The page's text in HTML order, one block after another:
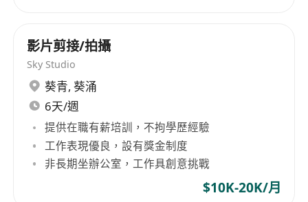
體偏好與流行趨勢。
創意思維活躍，善於捕捉生活細節並將其轉化為
有趣且富有感染力的視覺內容。
工作認真負責，具備良好溝通能力和團隊合作精
神，能按時交付高質量成果。
影片剪接/拍攝
Sky Studio
葵青, 葵涌
6天/週
提供在職有薪培訓，不拘學歷經驗
工作表現優良，設有獎金制度
非長期坐辦公室，工作具創意挑戰
$10K-20K/月